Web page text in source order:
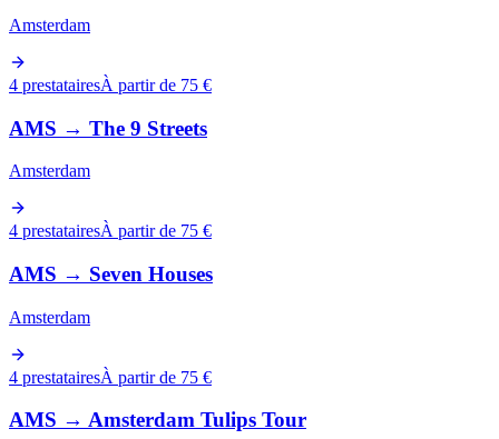
Amsterdam
4 prestatairesÀ partir de 75 €
AMS → The 9 Streets
Amsterdam
4 prestatairesÀ partir de 75 €
AMS → Seven Houses
Amsterdam
4 prestatairesÀ partir de 75 €
AMS → Amsterdam Tulips Tour